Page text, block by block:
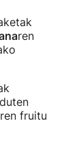
ren
fruitu